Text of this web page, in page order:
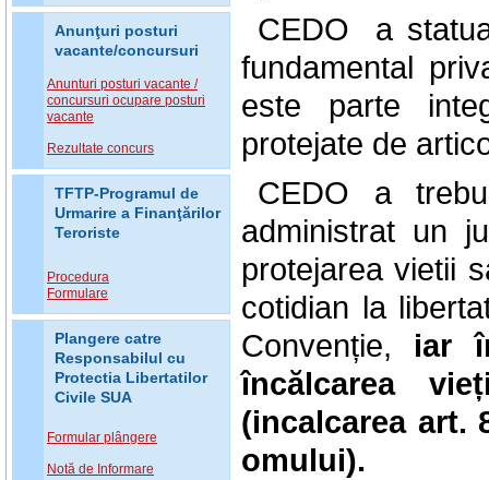
Anunţuri posturi
vacante/concursuri
Anunturi posturi vacante /
concursuri ocupare posturi
vacante
Rezultate concurs
TFTP-Programul de
Urmarire a Finanţărilor
Teroriste
Procedura
Formulare
Plangere catre
Responsabilul cu
Protectia Libertatilor
Civile SUA
Formular plângere
Notă de Informare
CEDO a
fundamental
este parte
protejate de
CEDO a
administrat un
protejarea vietii
cotidian la
Convenție, iar
încălcarea
(incalcarea art.
omului).